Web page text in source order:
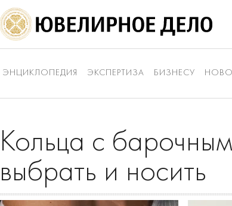
ЭНЦИКЛОПЕДИЯ ЭКСПЕРТИЗА БИЗНЕСУ
Кольца с
выбрать и носить